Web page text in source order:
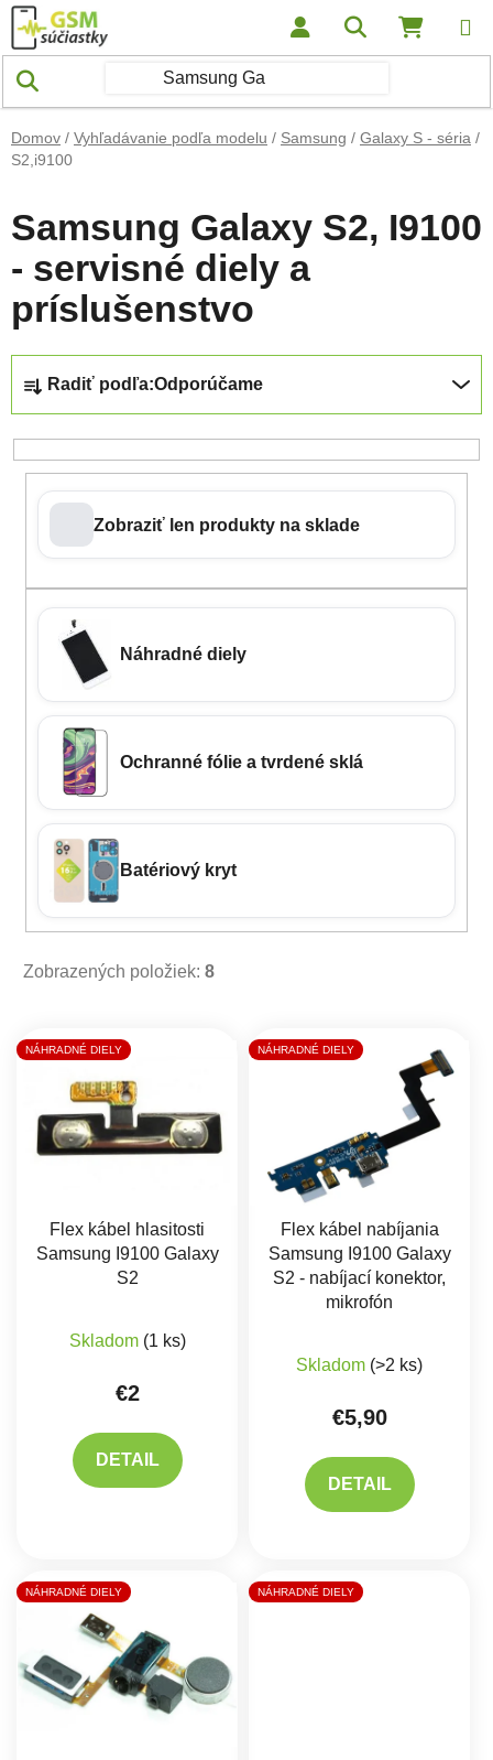
Prejsť na obsah Hľadať
Domov / Vyhľadávanie podľa modelu / Samsung / Galaxy S - séria /
S2,i9100
Samsung Galaxy S2, I9100
- servisné diely a
príslušenstvo
Radiť podľa:Odporúčame
Zobraziť len produkty na sklade
Náhradné diely
Ochranné fólie a tvrdené sklá
Batériový kryt
Zobrazených položiek: 8
Výpis produktov
NÁHRADNÉ DIELY
Flex kábel hlasitosti
Samsung I9100 Galaxy
S2
Skladom (1 ks)
€2
DETAIL
NÁHRADNÉ DIELY
Flex kábel nabíjania
Samsung I9100 Galaxy
S2 - nabíjací konektor,
mikrofón
Skladom (>2 ks)
€5,90
DETAIL
NÁHRADNÉ DIELY NÁHRADNÉ DIELY